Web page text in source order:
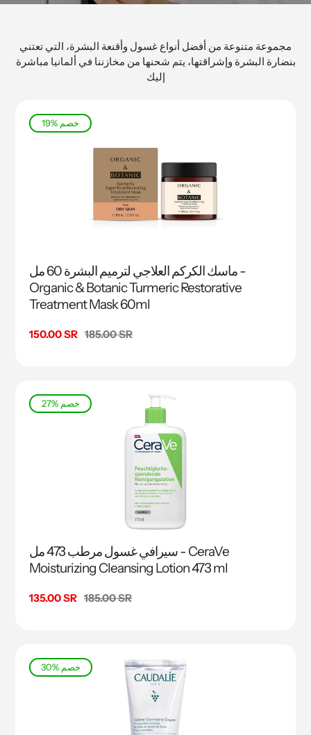
مجموعة متنوعة من أفضل أنواع غسول وأقنعة البشرة، التي تعتني
بنضارة البشرة وإشراقتها، يتم شحنها من مخازننا في ألمانيا مباشرة
إليك
19% خصم
ماسك الكركم العلاجي لترميم البشرة 60 مل -
Organic & Botanic Turmeric Restorative
Treatment Mask 60ml
سعر
150.00 SR السعر
185.00 SR
27% خصم
سيرافي غسول مرطب 473 مل - CeraVe
Moisturizing Cleansing Lotion 473 ml
سعر
135.00 SR السعر
185.00 SR
30% خصم